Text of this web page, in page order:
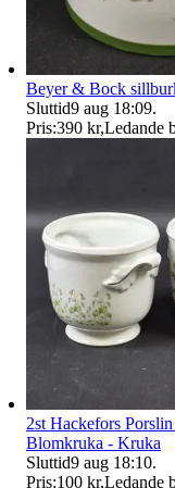
Beyer & Bock
Sluttid9 aug 18:09.
Pris:390 kr,Ledande
2st Hackefors
Blomkruka - Kruka
Sluttid9 aug 18:10.
Pris:100 kr,Ledande